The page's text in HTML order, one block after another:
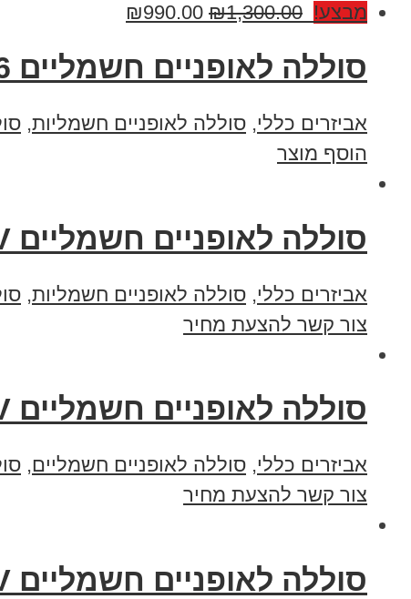
מבצע! ₪1,300.00
₪990.00
סוללה לאופניים חשמליים 36 וולט 15 אמפר
אביזרים כללי, סוללה לאופניים חשמליות,
הוסף מוצר
סוללה לאופניים חשמליים 48V וולט 21 אמפר תאים C5
אביזרים כללי, סוללה לאופניים חשמליות,
צור קשר להצעת מחיר
סוללה לאופניים חשמליים 48V וולט 10 אמפר תאים C4
אביזרים כללי, סוללה לאופניים חשמליים,
צור קשר להצעת מחיר
סוללה לאופניים חשמליים 48V וולט 10 אמפר תאים C5